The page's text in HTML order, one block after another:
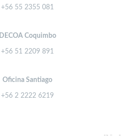
+56 55 2355 081
DECOA Coquimbo
+56 51 2209 891
Oficina Santiago
+56 2 2222 6219